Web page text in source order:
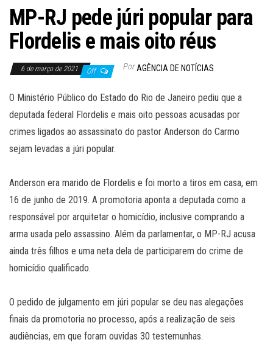
MP-RJ pede júri popular para
Flordelis e mais oito réus
6 de março de 2021 Off Por AGÊNCIA DE NOTÍCIAS
O Ministério Público do Estado do Rio de Janeiro pediu que a
deputada federal Flordelis e mais oito pessoas acusadas por
crimes ligados ao assassinato do pastor Anderson do Carmo
sejam levadas a júri popular.
Anderson era marido de Flordelis e foi morto a tiros em casa, em
16 de junho de 2019. A promotoria aponta a deputada como a
responsável por arquitetar o homicídio, inclusive comprando a
arma usada pelo assassino. Além da parlamentar, o MP-RJ acusa
ainda três filhos e uma neta dela de participarem do crime de
homicídio qualificado.
O pedido de julgamento em júri popular se deu nas alegações
finais da promotoria no processo, após a realização de seis
audiências, em que foram ouvidas 30 testemunhas.